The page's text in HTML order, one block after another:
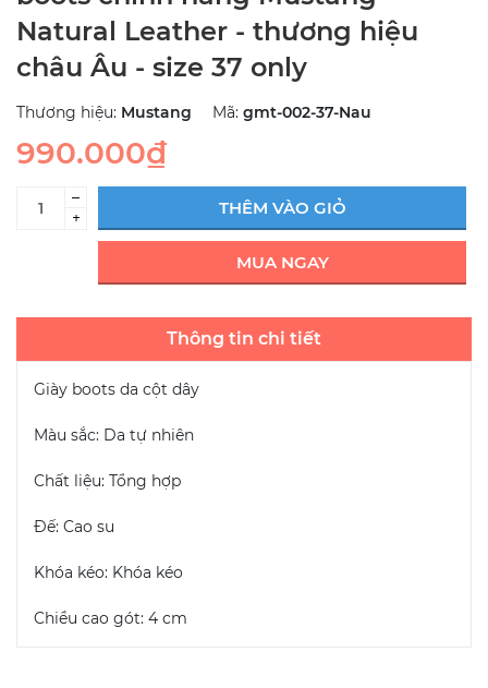
Natural Leather - thương hiệu
châu Âu - size 37 only
Thương hiệu: Mustang Mã: gmt-002-37-Nau
990.000₫
–
+
THÊM VÀO GIỎ
MUA NGAY
Thông tin chi tiết
Giày boots da cột dây
Màu sắc: Da tự nhiên
Chất liệu: Tổng hợp
Đế: Cao su
Khóa kéo: Khóa kéo
Chiều cao gót: 4 cm